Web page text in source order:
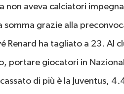
non aveva calciatori
grazie alla
Renard ha tagliato a 23. Al
portare giocatori in
di più è la Juventus,